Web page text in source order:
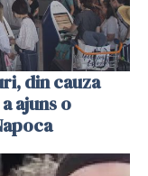
din cauza
ajuns o